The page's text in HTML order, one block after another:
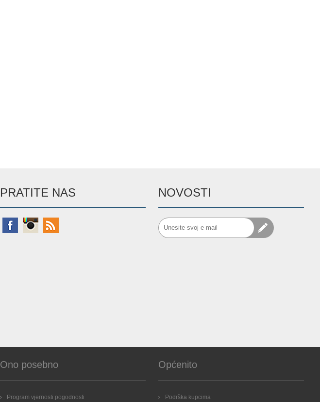
PRATITE NAS NOVOSTI
Ono posebno
Program vjernosti pogodnosti
Općenito
Podrška kupcima